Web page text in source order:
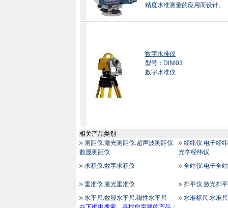
精度水准测量的应用而设计。
数字水准仪
型号：DINI03
数字水准仪
相关产品类别
测距仪.激光测距仪.超声波测距仪.
数显测距仪
经纬仪.电子经
光学经纬仪
求积仪.数字求积仪
全站仪.电子全
垂准仪.激光垂准仪
扫平仪.激光扫
水平尺.数显水平尺.磁性水平尺
水准标尺.水准尺